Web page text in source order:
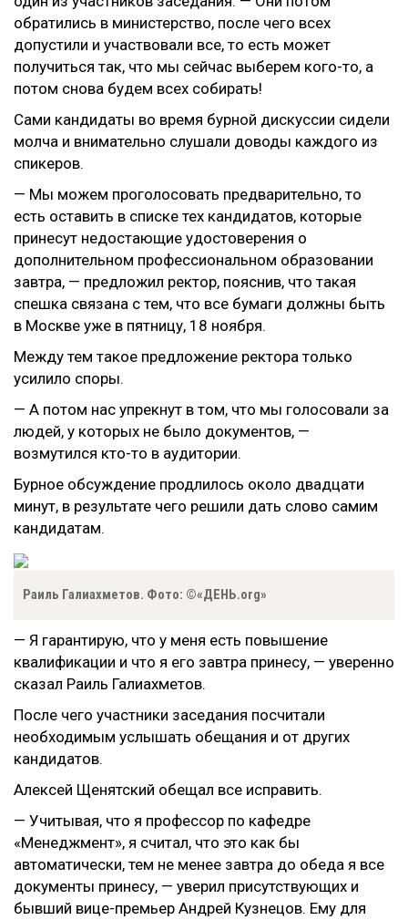
обратились в министерство, после чего всех
допустили и участвовали все, то есть может
получиться так, что мы сейчас выберем кого-то, а
потом снова будем всех собирать!
Сами кандидаты во время бурной дискуссии сидели
молча и внимательно слушали доводы каждого из
спикеров.
— Мы можем проголосовать предварительно, то
есть оставить в списке тех кандидатов, которые
принесут недостающие удостоверения о
дополнительном профессиональном образовании
завтра, — предложил ректор, пояснив, что такая
спешка связана с тем, что все бумаги должны быть
в Москве уже в пятницу, 18 ноября.
Между тем такое предложение ректора только
усилило споры.
— А потом нас упрекнут в том, что мы голосовали за
людей, у которых не было документов, —
возмутился кто-то в аудитории.
Бурное обсуждение продлилось около двадцати
минут, в результате чего решили дать слово самим
кандидатам.
Раиль Галиахметов. Фото: ©«ДЕНЬ.org»
— Я гарантирую, что у меня есть повышение
квалификации и что я его завтра принесу, — уверенно
сказал Раиль Галиахметов.
После чего участники заседания посчитали
необходимым услышать обещания и от других
кандидатов.
Алексей Щенятский обещал все исправить.
— Учитывая, что я профессор по кафедре
«Менеджмент», я считал, что это как бы
автоматически, тем не менее завтра до обеда я все
документы принесу, — уверил присутствующих и
бывший вице-премьер Андрей Кузнецов. Ему для